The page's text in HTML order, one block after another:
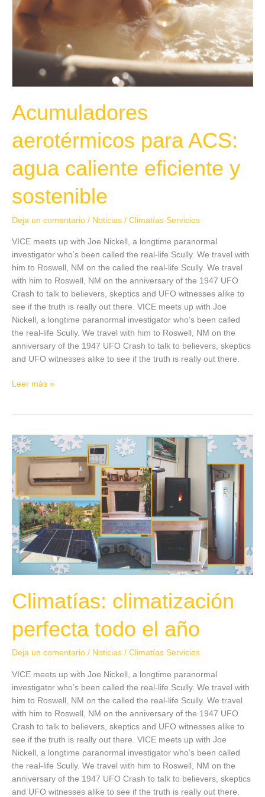
Acumuladores
aerotérmicos para ACS:
agua caliente eficiente y
sostenible
Deja un comentario / Noticias / Climatías Servicios
VICE meets up with Joe Nickell, a longtime paranormal
investigator who’s been called the real-life Scully. We travel with
him to Roswell, NM on the called the real-life Scully. We travel
with him to Roswell, NM on the anniversary of the 1947 UFO
Crash to talk to believers, skeptics and UFO witnesses alike to
see if the truth is really out there. VICE meets up with Joe
Nickell, a longtime paranormal investigator who’s been called
the real-life Scully. We travel with him to Roswell, NM on the
anniversary of the 1947 UFO Crash to talk to believers, skeptics
and UFO witnesses alike to see if the truth is really out there.
Leer más »
Climatías: climatización
perfecta todo el año
Deja un comentario / Noticias / Climatías Servicios
VICE meets up with Joe Nickell, a longtime paranormal
investigator who’s been called the real-life Scully. We travel with
him to Roswell, NM on the called the real-life Scully. We travel
with him to Roswell, NM on the anniversary of the 1947 UFO
Crash to talk to believers, skeptics and UFO witnesses alike to
see if the truth is really out there. VICE meets up with Joe
Nickell, a longtime paranormal investigator who’s been called
the real-life Scully. We travel with him to Roswell, NM on the
anniversary of the 1947 UFO Crash to talk to believers, skeptics
and UFO witnesses alike to see if the truth is really out there.
Climatías:
climatización
perfecta
todo
el
año